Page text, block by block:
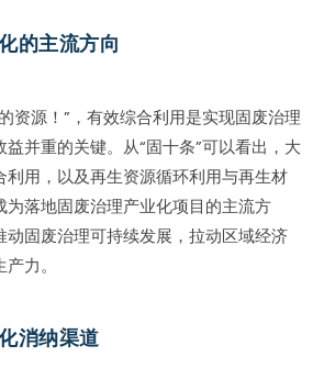
的主流方向
资源！”，有效综合利用是实现固废治理
并重的关键。从“固十条”可以看出，大
利用，以及再生资源循环利用与再生材
为落地固废治理产业化项目的主流方
动固废治理可持续发展，拉动区域经济
力。
消纳渠道